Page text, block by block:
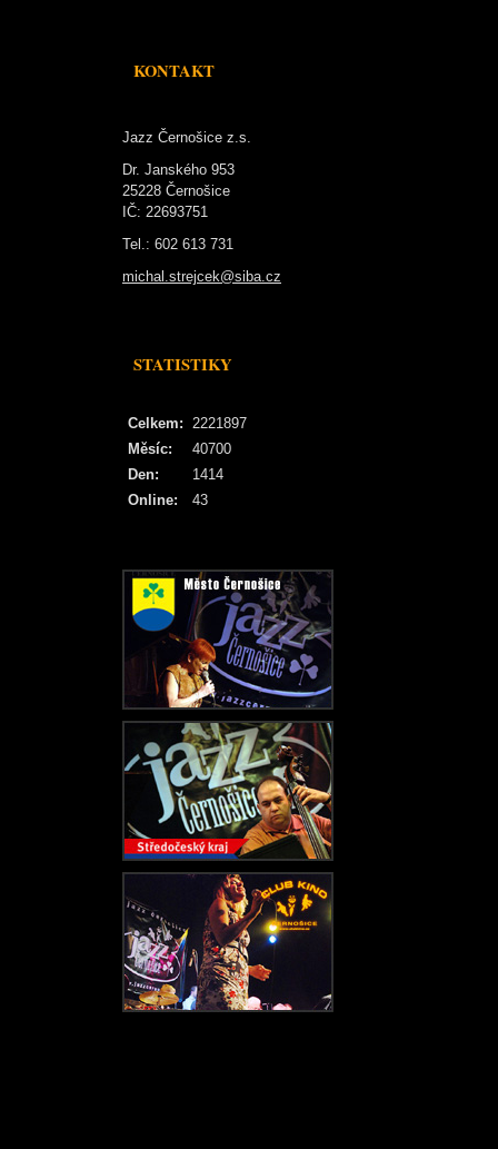
KONTAKT
Jazz Černošice z.s.
Dr. Janského 953
25228 Černošice
IČ: 22693751
Tel.: 602 613 731
michal.strejcek@siba.cz
STATISTIKY
Online: 43
Celkem: 2221897
Měsíc:
40700
Den:
1414